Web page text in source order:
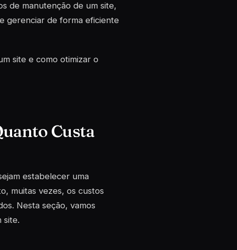
de manutenção de um site,
gerenciar de forma eficiente
site e como otimizar o
Custa
estabelecer uma
muitas vezes, os custos
Nesta seção, vamos
site.